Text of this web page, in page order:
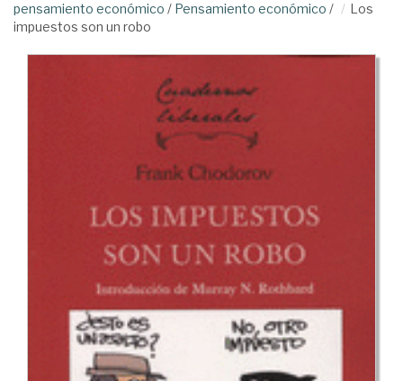
pensamiento económico / Pensamiento económico /
Los
impuestos son un robo